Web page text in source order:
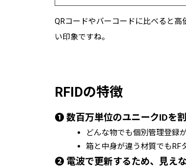
QRコードやバーコードに比べると
い印象ですね。
RFIDの特徴
➊ 数百万単位のユニークIDを
どんな物でも個別管理登録
箱と中身が違う材質でもRF
➋ 電波で更新するため、見え